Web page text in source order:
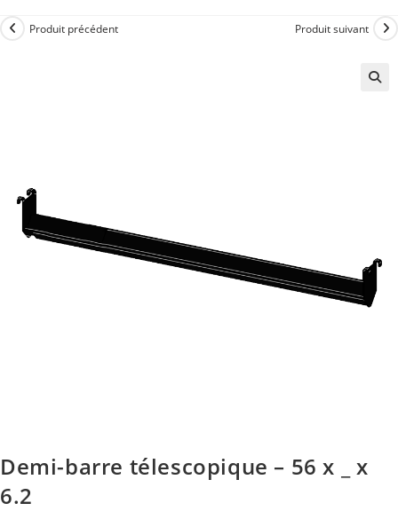
Produit précédent Produit suivant
Demi-barre télescopique – 56 x _ x
6.2